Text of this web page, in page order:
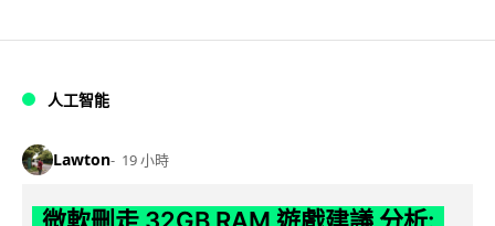
人工智能
Lawton 19 小時
微軟刪走 32GB RAM 遊戲建議 分析: